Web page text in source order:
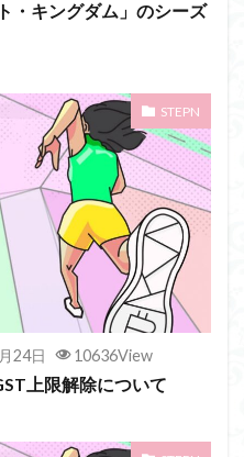
・キングダム」のシーズ
STEPN
24日 10636View
上限解除について